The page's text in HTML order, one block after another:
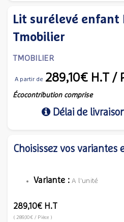
Lit surélevé enfant
Tmobilier
TMOBILIER
A partir de 289,10€ H.T /
Écocontribution comprise
Délai de
Choisissez vos variantes
Variante :A l'unité
289,10€ H.T
(289,10€/ Pièce )